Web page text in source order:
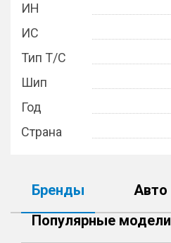
ИН
ИС
Тип Т/С
Шип
Год
Страна
Бренды
Авто
Популярные модели